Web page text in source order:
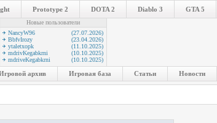
Prototype 2 DOTA 2 Diablo 3 GTA 5
Новые пользователи
NancyW96
(27.07.2026)
BbfvIrozy
(23.04.2026)
ytaletxopk
(11.10.2025)
mdrivKegabkrni
(10.10.2025)
mdriveKegabkrni
(10.10.2025)
архив Игровая база Статьи Новости